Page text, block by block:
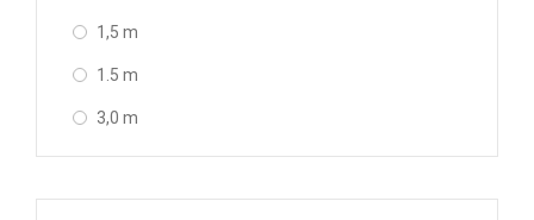
1,5 m
1.5 m
3,0 m